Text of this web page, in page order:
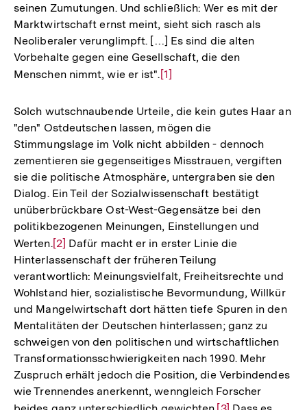
seinen Zumutungen. Und schließlich: Wer es mit der
Marktwirtschaft ernst meint, sieht sich rasch als
Neoliberaler verunglimpft. […] Es sind die alten
Vorbehalte gegen eine Gesellschaft, die den
Menschen nimmt, wie er ist".Zur
der
Fußnote
[1]
Solch wutschnaubende Urteile, die kein gutes Haar an
"den" Ostdeutschen lassen, mögen die
Stimmungslage im Volk nicht abbilden - dennoch
zementieren sie gegenseitiges Misstrauen, vergiften
sie die politische Atmosphäre, untergraben sie den
Dialog. Ein Teil der Sozialwissenschaft bestätigt
unüberbrückbare Ost-West-Gegensätze bei den
politikbezogenen Meinungen, Einstellungen und
Werten.Zur
Auflösung
der
Fußnote
[2] Dafür macht er in erster Linie die
Hinterlassenschaft der früheren Teilung
verantwortlich: Meinungsvielfalt, Freiheitsrechte und
Wohlstand hier, sozialistische Bevormundung, Willkür
und Mangelwirtschaft dort hätten tiefe Spuren in den
Mentalitäten der Deutschen hinterlassen; ganz zu
schweigen von den politischen und wirtschaftlichen
Transformationsschwierigkeiten nach 1990. Mehr
Zuspruch erhält jedoch die Position, die Verbindendes
wie Trennendes anerkennt, wenngleich Forscher